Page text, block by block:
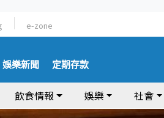
e-zone
娛樂新聞 定期存款
飲食情報 娛樂 社會